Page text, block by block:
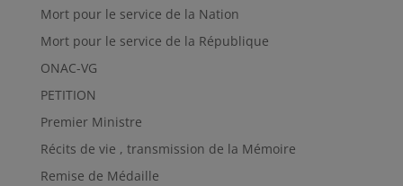
Mort pour le service de la Nation
Mort pour le service de la République
ONAC-VG
PETITION
Premier Ministre
Récits de vie , transmission de la Mémoire
Remise de Médaille